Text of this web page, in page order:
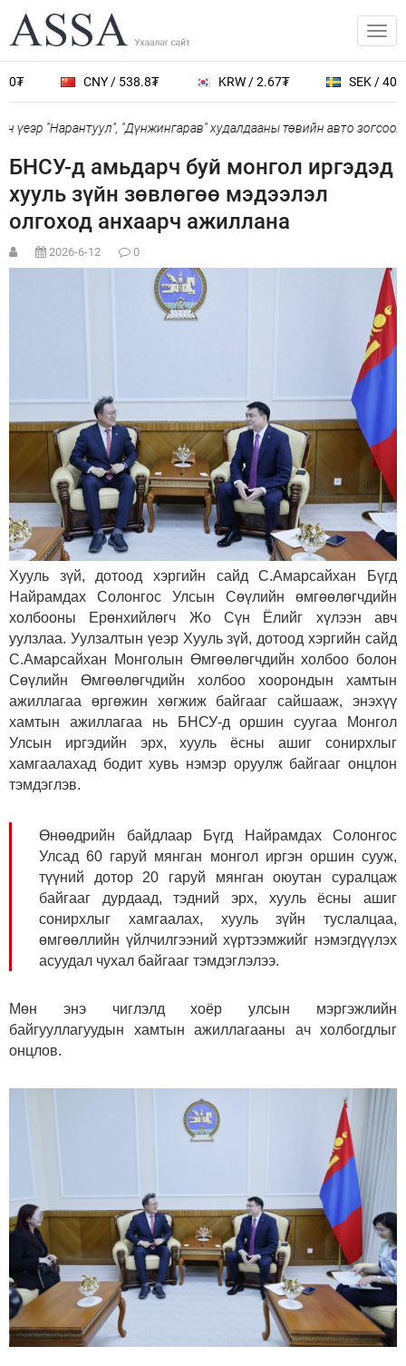
CNY / 538.8₮ KRW / 2.67₮ SEK /
үеэр "Нарантуул", "Дүнжингарав" худалдааны төвийн авто
БНСУ-д амьдарч буй монгол иргэдэд
хууль зүйн зөвлөгөө мэдээлэл
олгоход анхаарч ажиллана
2026-6-12 0
Хууль зүй, дотоод хэргийн сайд С.Амарсайхан Бүгд
Найрамдах Солонгос Улсын Сөүлийн өмгөөлөгчдийн
холбооны Ерөнхийлөгч Жо Сүн Ёлийг хүлээн авч
уулзлаа. Уулзалтын үеэр Хууль зүй, дотоод хэргийн сайд
С.Амарсайхан Монголын Өмгөөлөгчдийн холбоо болон
Сөүлийн Өмгөөлөгчдийн холбоо хоорондын хамтын
ажиллагаа өргөжин хөгжиж байгааг сайшааж, энэхүү
хамтын ажиллагаа нь БНСУ-д оршин суугаа Монгол
Улсын иргэдийн эрх, хууль ёсны ашиг сонирхлыг
хамгаалахад бодит хувь нэмэр оруулж байгааг онцлон
тэмдэглэв.
Өнөөдрийн байдлаар Бүгд Найрамдах Солонгос
Улсад 60 гаруй мянган монгол иргэн оршин сууж,
түүний дотор 20 гаруй мянган оюутан суралцаж
байгааг дурдаад, тэдний эрх, хууль ёсны ашиг
сонирхлыг хамгаалах, хууль зүйн туслалцаа,
өмгөөллийн үйлчилгээний хүртээмжийг нэмэгдүүлэх
асуудал чухал байгааг тэмдэглэлээ.
Мөн энэ чиглэлд хоёр улсын мэргэжлийн
байгууллагуудын хамтын ажиллагааны ач холбогдлыг
онцлов.